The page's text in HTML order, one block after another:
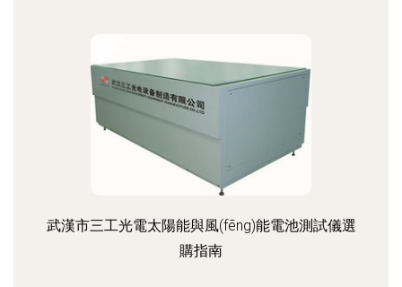
武漢市三工光電太陽能與風(fēng)能電池測試儀選
購指南